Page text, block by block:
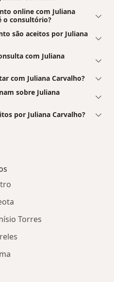
online com Juliana
o consultório?
são aceitos por Juliana
com Juliana
com Juliana Carvalho?
sobre Juliana
por Juliana Carvalho?
Torres